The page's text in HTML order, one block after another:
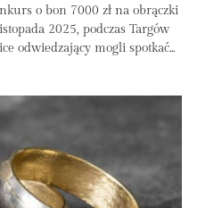
o bon 7000 zł na obrączki
2025, podczas Targów
odwiedzający mogli spotkać...